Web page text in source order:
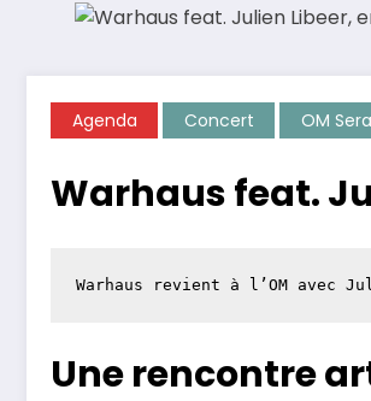
Agenda Concert OM
Warhaus feat.
Warhaus revient à l’OM avec
Une rencontre